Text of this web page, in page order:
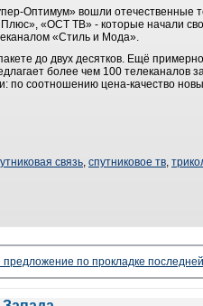
Оптимум» вошли отечественные
«ОСТ ТВ» - которые начали
«Стиль и Мода».
до двух десятков. Ещё
более чем 100 телеканалов
по соотношению цена-качество
связь, спутниковое тв,
предложение по прокладке